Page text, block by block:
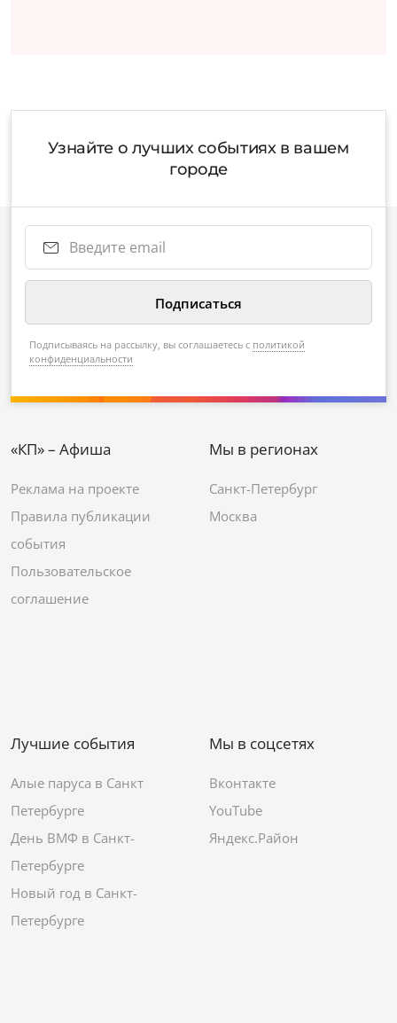
Узнайте о лучших событиях в вашем
городе
Подписываясь на рассылку, вы соглашаетесь с политикой
конфиденциальности
«КП» – Афиша
Реклама на проекте
Правила публикации
события
Пользовательское
соглашение
Мы в регионах
Санкт-Петербург
Москва
Лучшие события
Алые паруса в Санкт
Петербурге
День ВМФ в Санкт-
Петербурге
Новый год в Санкт-
Петербурге
Мы в соцсетях
Вконтакте
YouTube
Яндекс.Район